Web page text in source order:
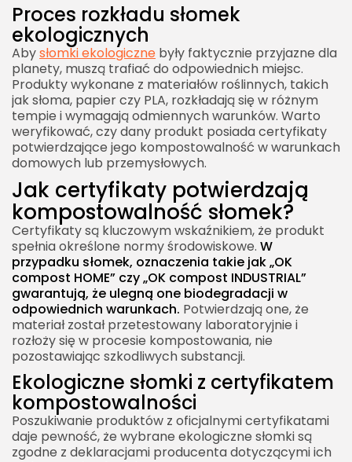
Proces rozkładu słomek
ekologicznych
Abysłomki ekologiczne były faktycznie przyjazne dla
planety, muszą trafiać do odpowiednich miejsc.
Produkty wykonane z materiałów roślinnych, takich
jak słoma, papier czy PLA, rozkładają się w różnym
tempie i wymagają odmiennych warunków. Warto
weryfikować, czy dany produkt posiada certyfikaty
potwierdzające jego kompostowalność w warunkach
domowych lub przemysłowych.
Jak certyfikaty potwierdzają
kompostowalność słomek?
Certyfikaty są kluczowym wskaźnikiem, że produkt
spełnia określone normy środowiskowe. W
przypadku słomek, oznaczenia takie jak „OK
compost HOME” czy „OK compost INDUSTRIAL”
gwarantują, że ulegną one biodegradacji w
odpowiednich warunkach. Potwierdzają one, że
materiał został przetestowany laboratoryjnie i
rozłoży się w procesie kompostowania, nie
pozostawiając szkodliwych substancji.
Ekologiczne słomki z certyfikatem
kompostowalności
Poszukiwanie produktów z oficjalnymi certyfikatami
daje pewność, że wybrane ekologiczne słomki są
zgodne z deklaracjami producenta dotyczącymi ich